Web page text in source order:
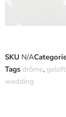
SKU N/A
Tags drôme,
wedding